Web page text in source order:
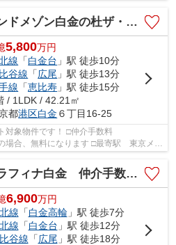
金の杜ザ・タワー 仲介手数料無料＋80万円現金プレゼント中
5,800万円
線 「白金台 」駅 徒歩10分
谷線 「広尾 」駅 徒歩13分
線 「恵比寿 」駅 徒歩15分
/ 1LDK / 42.21㎡
都港区白金 ６丁目16-25
対象物件です！ □仲介手数料
場合、無料になります □最寄駅 東京メト
□リフォーム物件(2026年2...
白金 仲介手数料無料＋80万円現金プレゼント中
6,900万円
線 「白金高輪 」駅 徒歩7分
線 「白金台 」駅 徒歩12分
谷線 「広尾 」駅 徒歩18分